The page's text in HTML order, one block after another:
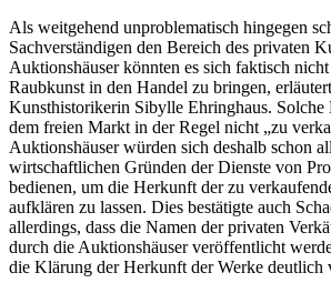
Als weitgehend unproblematisch hingegen
Sachverständigen den Bereich des privaten
Auktionshäuser könnten es sich faktisch
Raubkunst in den Handel zu bringen,
Kunsthistorikerin Sibylle Ehringhaus. Solche
dem freien Markt in der Regel nicht „zu
Auktionshäuser würden sich deshalb schon
wirtschaftlichen Gründen der Dienste von
bedienen, um die Herkunft der zu
aufklären zu lassen. Dies bestätigte auch
allerdings, dass die Namen der privaten
durch die Auktionshäuser veröffentlicht
die Klärung der Herkunft der Werke deutlich